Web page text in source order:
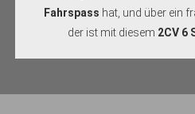
Fahrspass hat, und über ein
der ist mit diesem 2CV 6